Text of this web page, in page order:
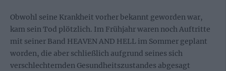
Obwohl seine Krankheit vorher bekannt geworden war,
kam sein Tod plötzlich. Im Frühjahr waren noch Auftritte
mit seiner Band HEAVEN AND HELL im Sommer geplant
worden, die aber schließlich aufgrund seines sich
verschlechternden Gesundheitszustandes abgesagt